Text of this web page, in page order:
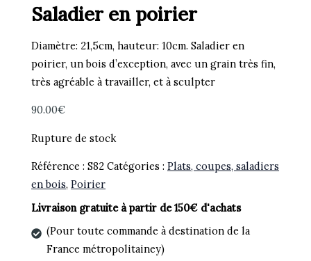
Saladier en poirier
Diamètre: 21,5cm, hauteur: 10cm. Saladier en
poirier, un bois d’exception, avec un grain très fin,
très agréable à travailler, et à sculpter
90.00€
Rupture de stock
Référence :S82 Catégories :Plats, coupes, saladiers
en bois,Poirier
Livraison gratuite à partir de 150€ d'achats
(Pour toute commande à destination de la
France métropolitainey)